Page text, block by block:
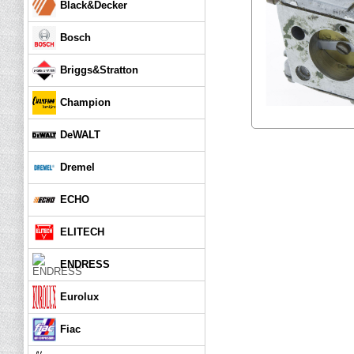
Black&Decker
Bosch
Briggs&Stratton
Champion
DeWALT
Dremel
ECHO
ELITECH
ENDRESS
Eurolux
Fiac